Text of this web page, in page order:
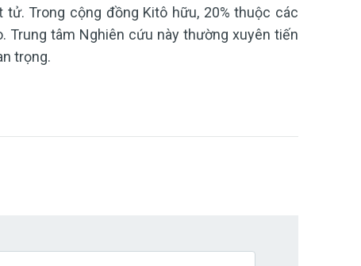
tử. Trong cộng đồng Kitô hữu, 20% thuộc các
Trung tâm Nghiên cứu này thường xuyên tiến
trọng.